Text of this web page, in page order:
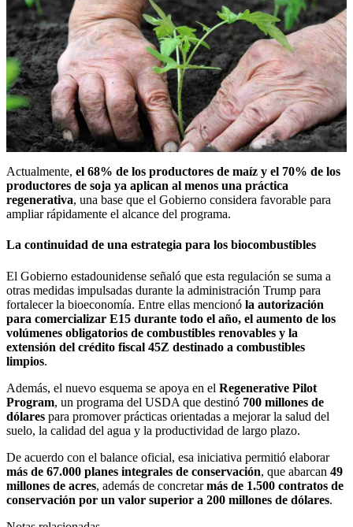
Actualmente, el 68% de los productores de maíz y el 70% de los
productores de soja ya aplican al menos una práctica
regenerativa, una base que el Gobierno considera favorable para
ampliar rápidamente el alcance del programa.
La continuidad de una estrategia para los biocombustibles
El Gobierno estadounidense señaló que esta regulación se suma a
otras medidas impulsadas durante la administración Trump para
fortalecer la bioeconomía. Entre ellas mencionó la autorización
para comercializar E15 durante todo el año, el aumento de los
volúmenes obligatorios de combustibles renovables y la
extensión del crédito fiscal 45Z destinado a combustibles
limpios.
Además, el nuevo esquema se apoya en el Regenerative Pilot
Program, un programa del USDA que destinó 700 millones de
dólares para promover prácticas orientadas a mejorar la salud del
suelo, la calidad del agua y la productividad de largo plazo.
De acuerdo con el balance oficial, esa iniciativa permitió elaborar
más de 67.000 planes integrales de conservación, que abarcan 49
millones de acres, además de concretarmás de 1.500 contratos de
conservación por un valor superior a 200 millones de dólares.